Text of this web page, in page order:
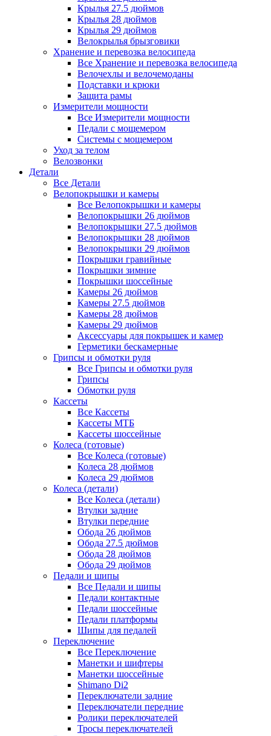
Крылья 27.5 дюймов
Крылья 28 дюймов
Крылья 29 дюймов
Велокрылья брызговики
Хранение и перевозка велосипеда
Все Хранение и перевозка велосипеда
Велочехлы и велочемоданы
Подставки и крюки
Защита рамы
Измерители мощности
Все Измерители мощности
Педали с мощемером
Системы с мощемером
Уход за телом
Велозвонки
Детали
Все Детали
Велопокрышки и камеры
Все Велопокрышки и камеры
Велопокрышки 26 дюймов
Велопокрышки 27.5 дюймов
Велопокрышки 28 дюймов
Велопокрышки 29 дюймов
Покрышки гравийные
Покрышки зимние
Покрышки шоссейные
Камеры 26 дюймов
Камеры 27.5 дюймов
Камеры 28 дюймов
Камеры 29 дюймов
Аксессуары для покрышек и камер
Герметики бескамерные
Грипсы и обмотки руля
Все Грипсы и обмотки руля
Грипсы
Обмотки руля
Кассеты
Все Кассеты
Кассеты МТБ
Кассеты шоссейные
Колеса (готовые)
Все Колеса (готовые)
Колеса 28 дюймов
Колеса 29 дюймов
Колеса (детали)
Все Колеса (детали)
Втулки задние
Втулки передние
Обода 26 дюймов
Обода 27.5 дюймов
Обода 28 дюймов
Обода 29 дюймов
Педали и шипы
Все Педали и шипы
Педали контактные
Педали шоссейные
Педали платформы
Шипы для педалей
Переключение
Все Переключение
Манетки и шифтеры
Манетки шоссейные
Shimano Di2
Переключатели задние
Переключатели передние
Ролики переключателей
Тросы переключателей